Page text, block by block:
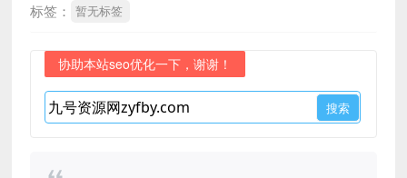
标签： 暂无标签
协助本站seo优化一下，谢谢！